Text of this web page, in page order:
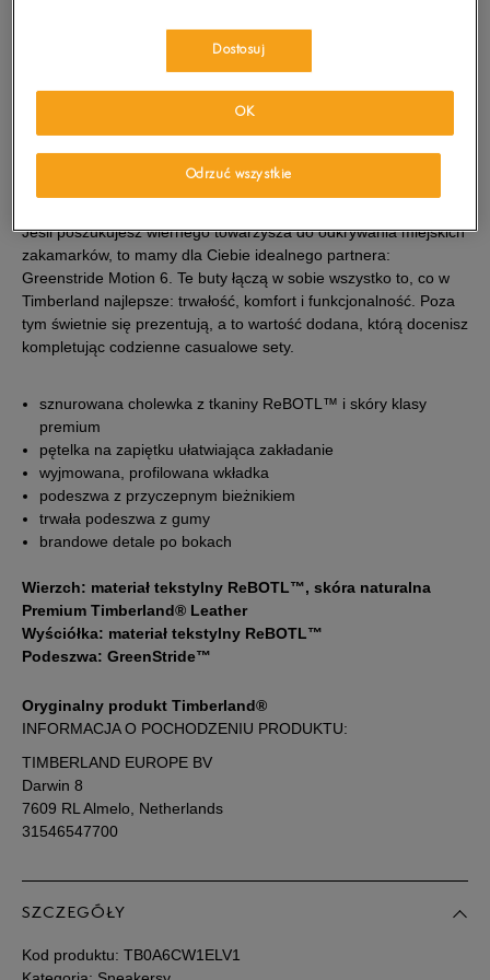
Rozmiary EU Rozmiary US
41 25,5 cm Powiadom o dostępności
41,5 26 cm Powiadom o dostępności
43
43,5 27,5 cm
44 28 cm
44,5 28,5 cm
45,5 29,5 cm Powiadom o dostępności
46
Podane w centymetrach wymiary dotyczą długości stopy.
Jeśli poszukujesz wiernego towarzysza do odkrywania miejskich
zakamarków, to mamy dla Ciebie idealnego partnera:
Greenstride Motion 6. Te buty łączą w sobie wszystko to, co w
Timberland najlepsze: trwałość, komfort i funkcjonalność. Poza
tym świetnie się prezentują, a to wartość dodana, którą docenisz
kompletując codzienne casualowe sety.
sznurowana cholewka z tkaniny ReBOTL™ i skóry klasy
premium
pętelka na zapiętku ułatwiająca zakładanie
wyjmowana, profilowana wkładka
podeszwa z przyczepnym bieżnikiem
trwała podeszwa z gumy
brandowe detale po bokach
Wierzch: materiał tekstylny ReBOTL™, skóra naturalna
Premium Timberland® Leather
Wyściółka: materiał tekstylny ReBOTL™
Podeszwa: GreenStride™
Oryginalny produkt Timberland®
INFORMACJA O POCHODZENIU PRODUKTU:
TIMBERLAND EUROPE BV
Darwin 8
7609 RL Almelo, Netherlands
31546547700
SZCZEGÓŁY
Kod produktu: TB0A6CW1ELV1
Dostosuj
Odrzuć wszystkie
OK